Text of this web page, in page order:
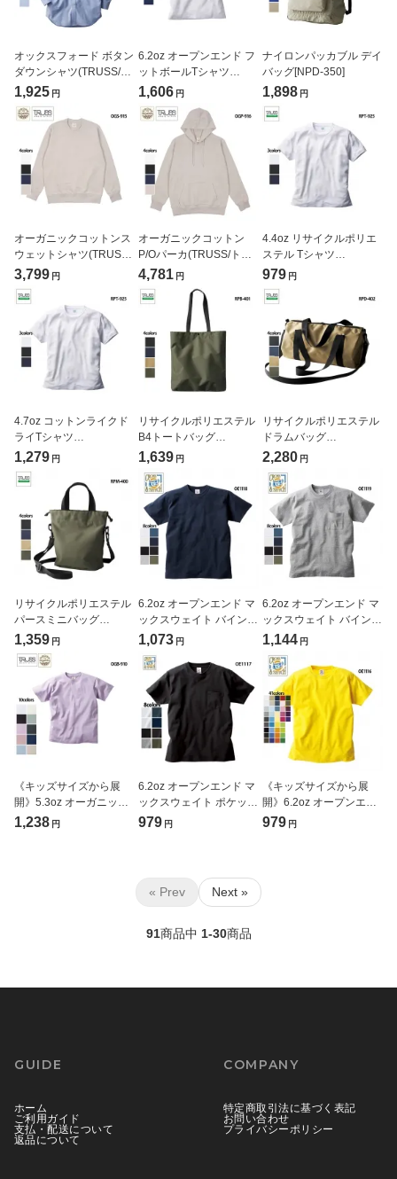
オックスフォード ボタン
ダウンシャツ(TRUSS/ト
ラス)[OBD-200]
1,925 円
6.2oz オープンエンド フ
ットボールTシャツ
(CROSS&STITCH/クロ
ス＆ステッチ)[OE1240]
1,606 円
ナイロンパッカブル デイ
バッグ[NPD-350]
1,898 円
オーガニックコットンス
ウェットシャツ(TRUSS/
トラス)[OGS-915]
3,799 円
オーガニックコットン
P/Oパーカ(TRUSS/トラ
ス)[OGP-916]
4,781 円
4.4oz リサイクルポリエ
ステル Tシャツ
(TRUSS/SUSTAINABLE)
[RPT-925]
979 円
4.7oz コットンライクド
ライTシャツ
(TRUSS/SUSTAINABLE)
[CLD-923]
1,279 円
リサイクルポリエステル
B4トートバッグ
(TRUSS/SUSTAINABLE)
1,639 円
リサイクルポリエステル
ドラムバッグ
(TRUSS/SUSTAINABLE)
2,280 円
リサイクルポリエステル
パースミニバッグ
(TRUSS/SUSTAINABLE)
[RPM-400]
1,359 円
6.2oz オープンエンド マ
ックスウェイト バインダ
ーネックTシャツ
ス＆ステッチ)[OE1118]
1,073 円
6.2oz オープンエンド マ
ックスウェイト バインダ
ーネック ポケットTシャ
ロス＆ステッチ)
[OE1119]
1,144 円
《キッズサイズから展
開》5.3oz オーガニック
コットン Tシャツ
1,238 円
6.2oz オープンエンド マ
ックスウェイト ポケット
Tシャツ
979 円
《キッズサイズから展
開》6.2oz オープンエン
ド マックスウェイト 無
979 円
« Prev Next »
91商品中 1-30商品
GUIDE
ホーム
ご利用ガイド
支払・配送について
返品について
COMPANY
特定商取引法に基づく表記
お問い合わせ
プライバシーポリシー